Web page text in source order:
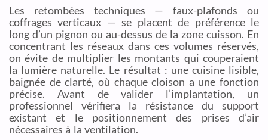
Les retombées techniques — faux-plafonds ou
coffrages verticaux — se placent de préférence le
long d’un pignon ou au-dessus de la zone cuisson. En
concentrant les réseaux dans ces volumes réservés,
on évite de multiplier les montants qui couperaient
la lumière naturelle. Le résultat : une cuisine lisible,
baignée de clarté, où chaque cloison a une fonction
précise. Avant de valider l’implantation, un
professionnel vérifiera la résistance du support
existant et le positionnement des prises d’air
nécessaires à la ventilation.